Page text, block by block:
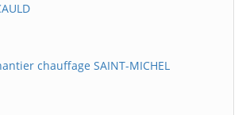
chauffage SAINT-MICHEL